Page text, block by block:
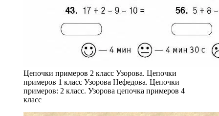
Цепочки примеров 2 класс Узорова. Цепочки
примеров 1 класс Узорова Нефедова. Цепочки
примеров: 2 класс. Узорова цепочка примеров 4
класс